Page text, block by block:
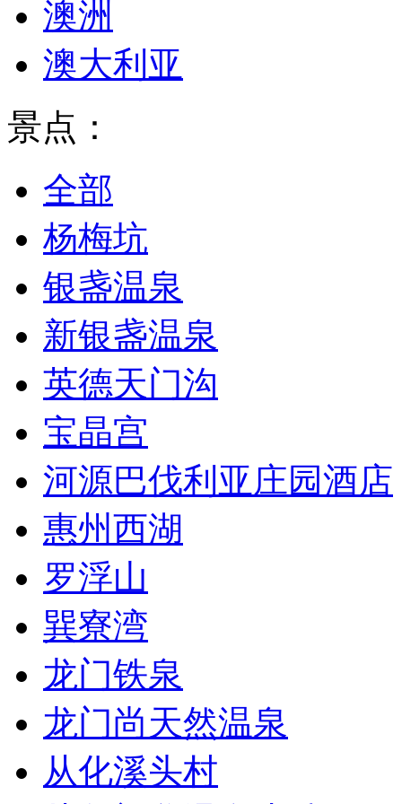
澳洲
澳大利亚
景点：
全部
杨梅坑
银盏温泉
新银盏温泉
英德天门沟
宝晶宫
河源巴伐利亚庄园酒店
惠州西湖
罗浮山
巽寮湾
龙门铁泉
龙门尚天然温泉
从化溪头村